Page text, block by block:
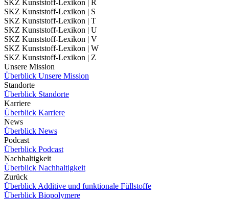
SKZ Kunststoff-Lexikon | R
SKZ Kunststoff-Lexikon | S
SKZ Kunststoff-Lexikon | T
SKZ Kunststoff-Lexikon | U
SKZ Kunststoff-Lexikon | V
SKZ Kunststoff-Lexikon | W
SKZ Kunststoff-Lexikon | Z
Unsere Mission
Überblick Unsere Mission
Standorte
Überblick Standorte
Karriere
Überblick Karriere
News
Überblick News
Podcast
Überblick Podcast
Nachhaltigkeit
Überblick Nachhaltigkeit
Zurück
Überblick Additive und funktionale Füllstoffe
Überblick Biopolymere